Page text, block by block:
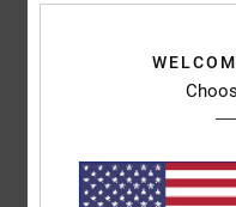
Comodidad: 5 Relación
Recomiendo este producto